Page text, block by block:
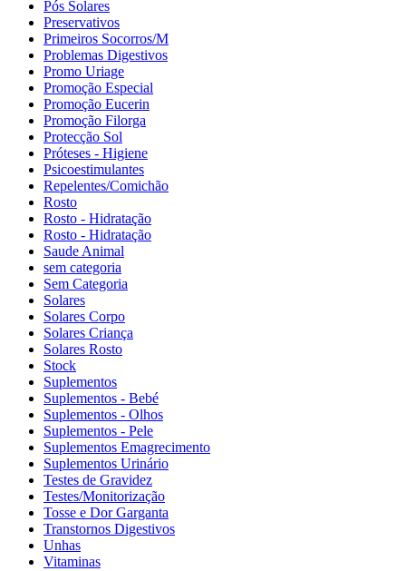
Pós Solares
Preservativos
Primeiros Socorros/M
Problemas Digestivos
Promo Uriage
Promoção Especial
Promoção Eucerin
Promoção Filorga
Protecção Sol
Próteses - Higiene
Psicoestimulantes
Repelentes/Comichão
Rosto
Rosto - Hidratação
Rosto - Hidratação
Saude Animal
sem categoria
Sem Categoria
Solares
Solares Corpo
Solares Criança
Solares Rosto
Stock
Suplementos
Suplementos - Bebé
Suplementos - Olhos
Suplementos - Pele
Suplementos Emagrecimento
Suplementos Urinário
Testes de Gravidez
Testes/Monitorização
Tosse e Dor Garganta
Transtornos Digestivos
Unhas
Vitaminas